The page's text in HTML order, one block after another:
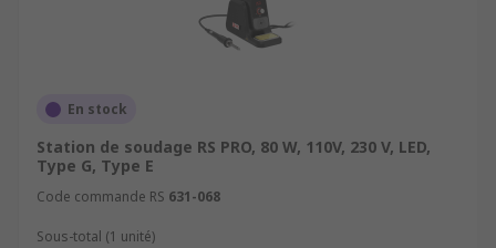
En stock
Station de soudage RS PRO, 80 W, 110V, 230 V, LED,
Type G, Type E
Code commande RS 631-068
Sous-total (1 unité)